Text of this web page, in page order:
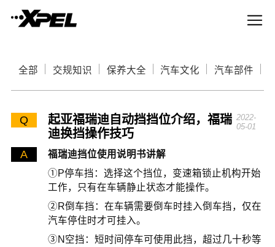
全部 交规知识 保养大全 汽车文化 汽车部件
Q
起亚福瑞迪自动挡挡位介绍，福瑞
迪换挡操作技巧
2022-
05-01
A
福瑞迪挡位使用说明书讲解
①P停车挡：选择这个挡位，变速箱锁止机构开始
工作，只有在车辆静止状态才能操作。
②R倒车挡：在车辆需要倒车时挂入倒车挡，仅在
汽车停住时才可挂入。
③N空挡：短时间停车可使用此挡，超过几十秒等